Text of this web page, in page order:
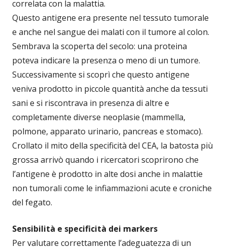
correlata con la malattia.
Questo antigene era presente nel tessuto tumorale
e anche nel sangue dei malati con il tumore al colon.
Sembrava la scoperta del secolo: una proteina
poteva indicare la presenza o meno di un tumore.
Successivamente si scoprì che questo antigene
veniva prodotto in piccole quantità anche da tessuti
sani e si riscontrava in presenza di altre e
completamente diverse neoplasie (mammella,
polmone, apparato urinario, pancreas e stomaco).
Crollato il mito della specificità del CEA, la batosta più
grossa arrivò quando i ricercatori scoprirono che
l’antigene è prodotto in alte dosi anche in malattie
non tumorali come le infiammazioni acute e croniche
del fegato.
Sensibilità e specificità dei markers
Per valutare correttamente l’adeguatezza di un